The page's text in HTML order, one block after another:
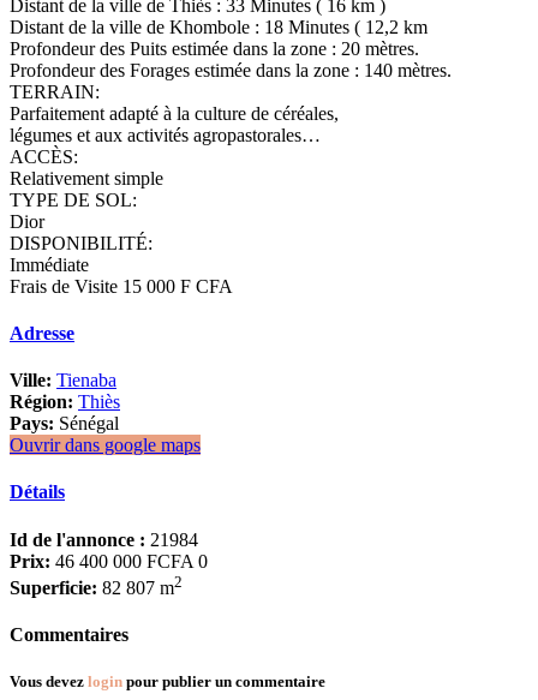
Distant de la ville de Thiès : 33 Minutes ( 16 km )
Distant de la ville de Khombole : 18 Minutes ( 12,2 km
Profondeur des Puits estimée dans la zone : 20 mètres.
Profondeur des Forages estimée dans la zone : 140 mètres.
TERRAIN:
Parfaitement adapté à la culture de céréales,
légumes et aux activités agropastorales…
ACCÈS:
Relativement simple
TYPE DE SOL:
Dior
DISPONIBILITÉ:
Immédiate
Frais de Visite 15 000 F CFA
Adresse
Ville: Tienaba
Région: Thiès
Pays: Sénégal
Ouvrir dans google maps
Détails
Id de l'annonce : 21984
Prix: 46 400 000 FCFA 0
Superficie: 82 807 m2
Commentaires
Vous devez login pour publier un commentaire